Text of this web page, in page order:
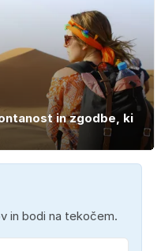
in zgodbe, ki
in bodi na tekočem.